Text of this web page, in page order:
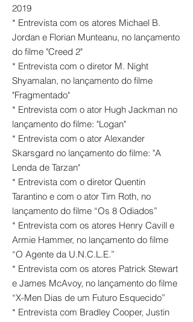
2019
* Entrevista com os atores Michael B.
Jordan e Florian Munteanu, no lançamento
do filme "Creed 2"
* Entrevista com o diretor M. Night
Shyamalan, no lançamento do filme
"Fragmentado"
* Entrevista com o ator Hugh Jackman no
lançamento do filme: "Logan"
* Entrevista com o ator Alexander
Skarsgard no lançamento do filme: "A
Lenda de Tarzan"
* Entrevista com o diretor Quentin
Tarantino e com o ator Tim Roth, no
lançamento do filme “Os 8 Odiados”
* Entrevista com os atores Henry Cavill e
Armie Hammer, no lançamento do filme
“O Agente da U.N.C.L.E.”
* Entrevista com os atores Patrick Stewart
e James McAvoy, no lançamento do filme
“X-Men Dias de um Futuro Esquecido”
* Entrevista com Bradley Cooper, Justin